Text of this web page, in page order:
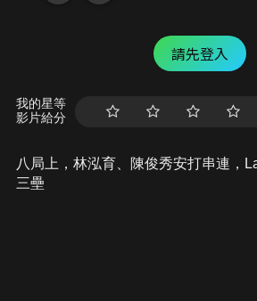
請先登入
我的星等
影片給分
八局上，林泓育、陳俊秀安打串連，
三壘